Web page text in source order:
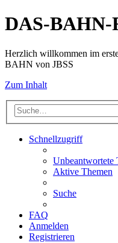
DAS-BAHN-
Herzlich willkommen im
BAHN von JBSS
Zum Inhalt
Schnellzugriff
Unbeantwortete
Aktive Themen
Suche
FAQ
Anmelden
Registrieren